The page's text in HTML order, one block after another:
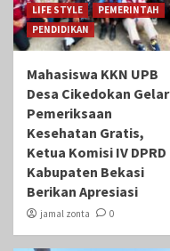
LIFE STYLE
PEMERINTAH
PENDIDIKAN
Mahasiswa KKN UPB
Desa Cikedokan Gelar
Pemeriksaan
Kesehatan Gratis,
Ketua Komisi IV DPRD
Kabupaten Bekasi
Berikan Apresiasi
jamal zonta 0